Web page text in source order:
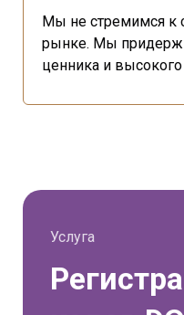
Мы не стремимся к
рынке. Мы
ценника и высокого
Услуга